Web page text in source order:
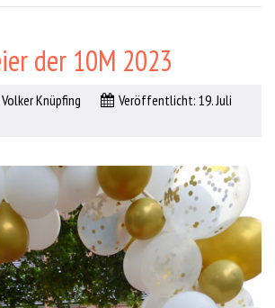
der 10M 2023
Volker Knüpfing
Veröffentlicht: 19. Juli